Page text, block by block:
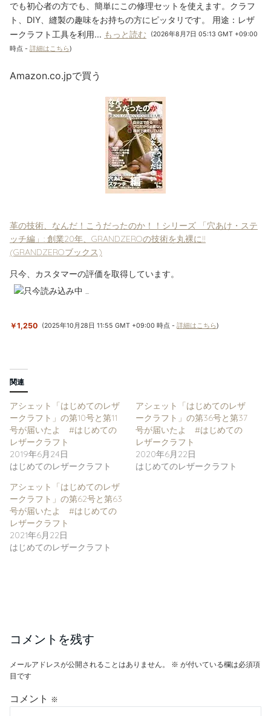
でも初心者の方でも、簡単にこの修理セットを使えます。クラフ
ト、DIY、縫製の趣味をお持ちの方にピッタリです。 用途：レザ
ークラフト工具を利用... もっと読む
(2026年8月7日 05:13 GMT +09:00
時点 - 詳細はこちら)
Amazon.co.jpで買う
革の技術、なんだ！こうだったのか！！シリーズ 「穴あけ・ステ
ッチ編」: 創業20年、GRANDZEROの技術を丸裸に!!
(GRANDZEROブックス)
只今、カスタマーの評価を取得しています。
￥1,250 (2025年10月28日 11:55 GMT +09:00 時点 -詳細はこちら)
関連
アシェット「はじめてのレザ
ークラフト」の第10号と第11
号が届いたよ #はじめての
レザークラフト
2019年6月24日
はじめてのレザークラフト
アシェット「はじめてのレザ
ークラフト」の第36号と第37
号が届いたよ #はじめての
レザークラフト
2020年6月22日
はじめてのレザークラフト
アシェット「はじめてのレザ
ークラフト」の第62号と第63
号が届いたよ #はじめての
レザークラフト
2021年6月22日
はじめてのレザークラフト
コメントを残す
メールアドレスが公開されることはありません。 ※ が付いている欄は必須項
目です
コメント ※